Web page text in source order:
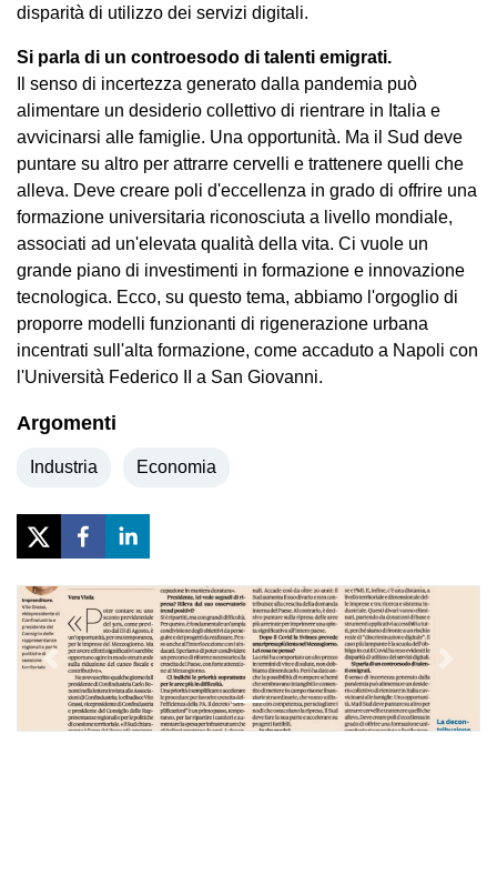
disparità di utilizzo dei servizi digitali.
Si parla di un controesodo di talenti emigrati.
Il senso di incertezza generato dalla pandemia può
alimentare un desiderio collettivo di rientrare in Italia e
avvicinarsi alle famiglie. Una opportunità. Ma il Sud deve
puntare su altro per attrarre cervelli e trattenere quelli che
alleva. Deve creare poli d'eccellenza in grado di offrire una
formazione universitaria riconosciuta a livello mondiale,
associati ad un'elevata qualità della vita. Ci vuole un
grande piano di investimenti in formazione e innovazione
tecnologica. Ecco, su questo tema, abbiamo l'orgoglio di
proporre modelli funzionanti di rigenerazione urbana
incentrati sull'alta formazione, come accaduto a Napoli con
l'Università Federico II a San Giovanni.
Argomenti
Industria Economia
Previous